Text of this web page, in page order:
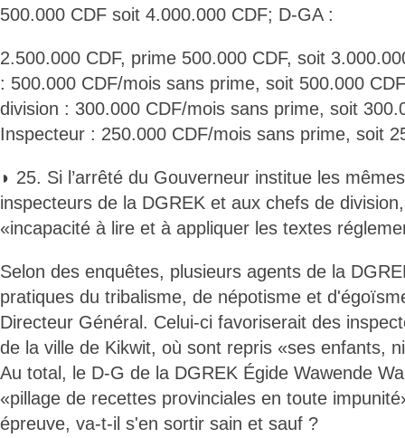
500.000 CDF soit 4.000.000 CDF; D-GA :
2.500.000 CDF, prime 500.000 CDF, soit
: 500.000 CDF/mois sans prime, soit 500.000
division : 300.000 CDF/mois sans prime, soit
Inspecteur : 250.000 CDF/mois sans prime, soit
◗ 25. Si l’arrêté du Gouverneur institue les
inspecteurs de la DGREK et aux chefs de
«incapacité à lire et à appliquer les textes
Selon des enquêtes, plusieurs agents de la
pratiques du tribalisme, de népotisme et
Directeur Général. Celui-ci favoriserait des
de la ville de Kikwit, où sont repris «ses enfants,
Au total, le D-G de la DGREK Égide Wawende
«pillage de recettes provinciales en toute
épreuve, va-t-il s'en sortir sain et sauf ?